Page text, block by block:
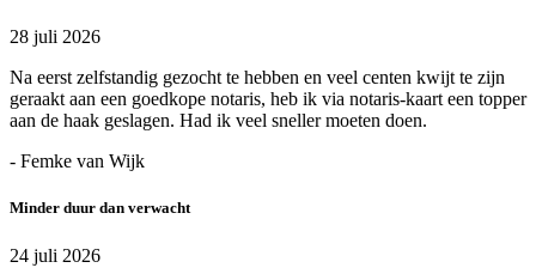
28 juli 2026
Na eerst zelfstandig gezocht te hebben en veel centen kwijt te zijn
geraakt aan een goedkope notaris, heb ik via notaris-kaart een topper
aan de haak geslagen. Had ik veel sneller moeten doen.
- Femke van Wijk
Minder duur dan verwacht
24 juli 2026